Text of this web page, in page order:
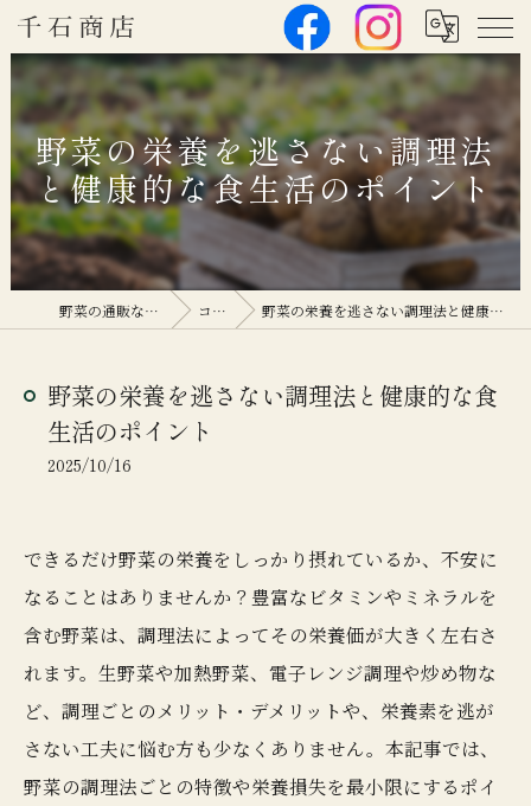
野菜の栄養を逃さない調理法
と健康的な食生活のポイント
野菜の通販なら千石商店 コラム 野菜の栄養を逃さない調理法と健康的な食生活のポイント
野菜の栄養を逃さない調理法と健康的な食
生活のポイント
2025/10/16
できるだけ野菜の栄養をしっかり摂れているか、不安に
なることはありませんか？豊富なビタミンやミネラルを
含む野菜は、調理法によってその栄養価が大きく左右さ
れます。生野菜や加熱野菜、電子レンジ調理や炒め物な
ど、調理ごとのメリット・デメリットや、栄養素を逃が
さない工夫に悩む方も少なくありません。本記事では、
野菜の調理法ごとの特徴や栄養損失を最小限にするポイ